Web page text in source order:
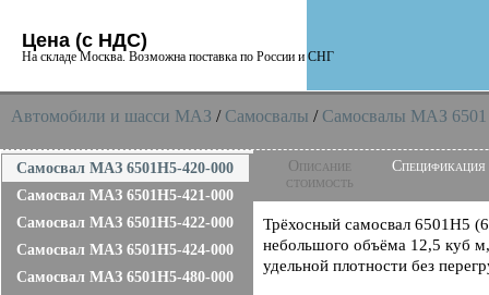
Цена (с НДС)
На складе Москва. Возможна поставка по России и СНГ
Автомобили и шасси MAЗ / Самосвалы / Самосвалы МАЗ 6501
Самосвал МАЗ 6501H5-420-000
Самосвал МАЗ 6501H5-421-000
Самосвал МАЗ 6501H5-422-000
Самосвал МАЗ 6501H5-424-000
Самосвал МАЗ 6501H5-480-000
Описание
стоимость
Спецификация
Трёхосный самосвал 6501Н5
небольшого объёма 12,5 куб
удельной плотности без